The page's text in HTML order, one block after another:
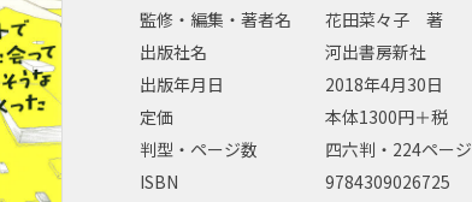
監修・編集・著者名
花田菜々子 著
出版社名
河出書房新社
出版年月日
2018年4月30日
定価
本体1300円＋税
判型・ページ数
四六判・224ページ
ISBN
9784309026725